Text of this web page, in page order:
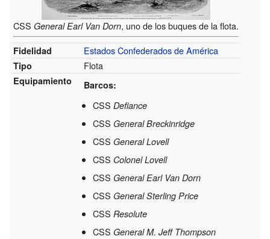
CSS General Earl Van Dorn, uno de los buques de la flota.
Fidelidad Estados Confederados de América
Tipo Flota
Equipamiento Barcos:
CSS Defiance
CSS General Breckinridge
CSS General Lovell
CSS Colonel Lovell
CSS General Earl Van Dorn
CSS General Sterling Price
CSS Resolute
CSS General M. Jeff Thompson